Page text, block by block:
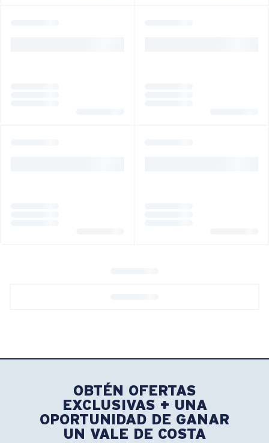
OBTÉN OFERTAS
EXCLUSIVAS + UNA
OPORTUNIDAD DE GANAR
UN VALE DE COSTA